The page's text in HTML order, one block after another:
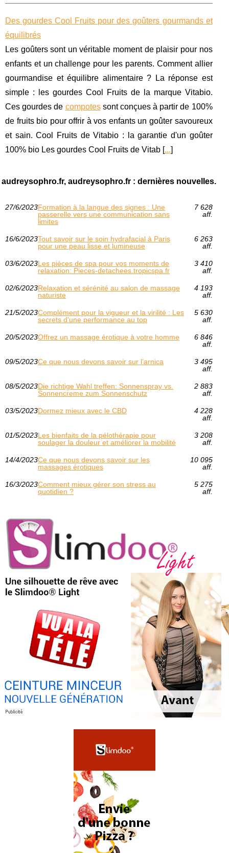
Des gourdes Cool Fruits pour des goûters gourmands et
équilibrés
Les goûters sont un véritable moment de plaisir pour nos
enfants et un challenge pour les parents. Comment allier
gourmandise et équilibre alimentaire ? La réponse est
simple : les gourdes Cool Fruits de la marque Vitabio.
Ces gourdes de compotessont conçues à partir de 100%
de fruits bio pour offrir à vos enfants un goûter savoureux
et sain. Cool Fruits de Vitabio : la garantie d'un goûter
100% bio Les gourdes Cool Fruits de Vitab [...]
audreysophro.fr, audreysophro.fr : dernières nouvelles.
27/6/2023Formation à la langue des signes : Une
passerelle vers une communication sans
limites
7 628
aff.
16/6/2023Tout savoir sur le soin hydrafacial à Paris
pour une peau lisse et lumineuse
6 263
aff.
03/6/2023Les pièces de spa pour vos moments de
relaxation: Pieces-detachees.tropicspa.fr
3 410
aff.
02/6/2023Relaxation et sérénité au salon de massage
naturiste
4 193
aff.
21/5/2023Complément pour la vigueur et la virilité : Les
secrets d'une performance au top
5 630
aff.
20/5/2023Offrez un massage érotique à votre homme
6 846
aff.
09/5/2023Ce que nous devons savoir sur l’arnica
3 495
aff.
08/5/2023Die richtige Wahl treffen: Sonnenspray vs.
Sonnencreme zum Sonnenschutz
2 883
aff.
03/5/2023Dormez mieux avec le CBD
4 228
aff.
01/5/2023Les bienfaits de la pélothérapie pour
soulager la douleur et améliorer la mobilité
3 208
aff.
14/4/2023Ce que nous devons savoir sur les
massages érotiques
10 095
aff.
16/3/2023Comment mieux gérer son stress au
quotidien ?
5 275
aff.